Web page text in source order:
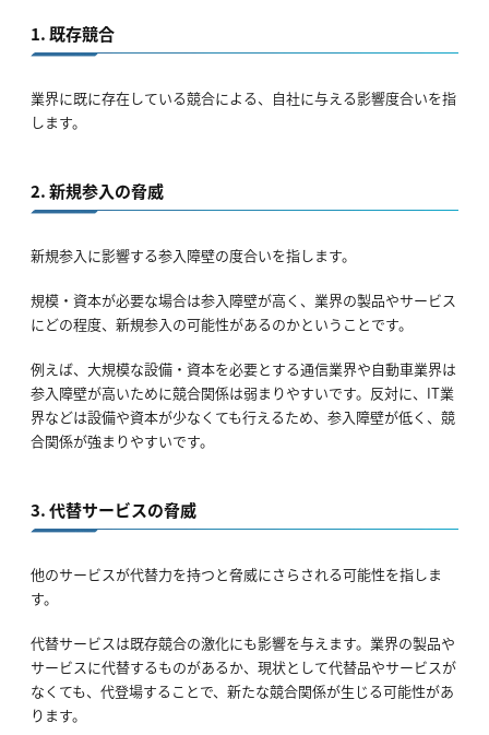
1. 既存競合
業界に既に存在している競合による、自社に与える影響度合いを指
します。
2. 新規参入の脅威
新規参入に影響する参入障壁の度合いを指します。
規模・資本が必要な場合は参入障壁が高く、業界の製品やサービス
にどの程度、新規参入の可能性があるのかということです。
例えば、大規模な設備・資本を必要とする通信業界や自動車業界は
参入障壁が高いために競合関係は弱まりやすいです。反対に、IT業
界などは設備や資本が少なくても行えるため、参入障壁が低く、競
合関係が強まりやすいです。
3. 代替サービスの脅威
他のサービスが代替力を持つと脅威にさらされる可能性を指しま
す。
代替サービスは既存競合の激化にも影響を与えます。業界の製品や
サービスに代替するものがあるか、現状として代替品やサービスが
なくても、代登場することで、新たな競合関係が生じる可能性があ
ります。